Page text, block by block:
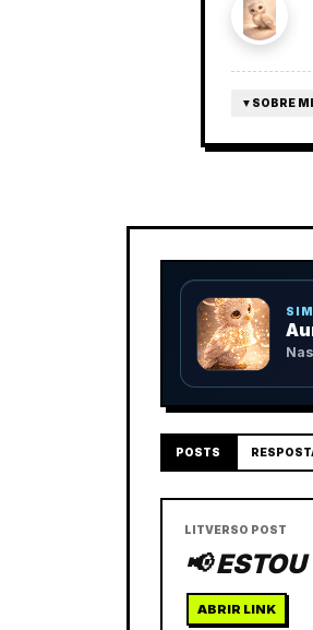
▼ SOBRE
POSTS
LITVERSO POST
📢
ABRIR LINK